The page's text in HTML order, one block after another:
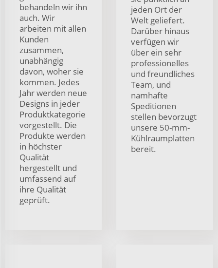
behandeln wir ihn
auch. Wir
arbeiten mit allen
Kunden
zusammen,
unabhängig
davon, woher sie
kommen. Jedes
Jahr werden neue
Designs in jeder
Produktkategorie
vorgestellt. Die
Produkte werden
in höchster
Qualität
hergestellt und
umfassend auf
ihre Qualität
geprüft.
jeden Ort der
Welt geliefert.
Darüber hinaus
verfügen wir
über ein sehr
professionelles
und freundliches
Team, und
namhafte
Speditionen
stellen bevorzugt
unsere 50-mm-
Kühlraumplatten
bereit.